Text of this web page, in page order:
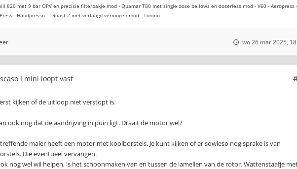
820 met 9 bar OPV en precisie filterbakje mod - Quamar T80 met single dose bellows en doserless mod - V60 - Aeropress -
- Handpresso - I-Roast 2 met verlaagd vermogen mod - Tonino
wo 26 mar 2025,
I mini loopt vast
kijken of de uitloop niet verstopt is.
ook nog dat de aandrijving in puin ligt. Draait de motor wel?
maler heeft een motor met koolborstels. Je kunt kijken of er sowieso nog sprake is van
Die eventueel vervangen.
nog wel wil helpen, is het schoonmaken van en tussen de lamellen van de rotor. Wattenstaafje